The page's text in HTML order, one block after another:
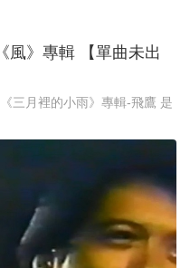
風》專輯 【單曲未出
三月裡的小雨》專輯-飛鷹 是